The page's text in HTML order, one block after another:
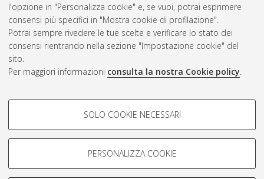
l'opzione in "Personalizza cookie" e, se vuoi, potrai esprimere
consensi più specifici in "Mostra cookie di profilazione".
Potrai sempre rivedere le tue scelte e verificare lo stato dei
consensi rientrando nella sezione "Impostazione cookie" del
sito.
Per maggiori informazioni consulta la nostra Cookie policy.
COOKIE DI PROFILAZIONE -
Si tratta di cookie utilizzati per analizzare le caratteristiche della
navigazione degli utenti, creare profili in base al loro comportamento
SOLO COOKIE NECESSARI
PERSONALIZZA COOKIE
Rss 2.0
ISSN: 2038-7946
Impostazioni Cookie
Informativa sulla privacy
Condizioni d’uso del sito